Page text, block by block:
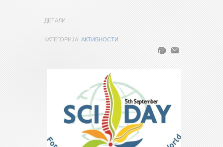
ДЕТАЛИ
КАТЕГОРИЈА: АКТИВНОСТИ